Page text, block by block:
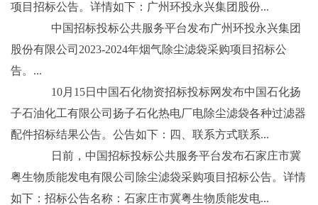
项目招标公告。详情如下：广州环投永兴集团股份...
中国招标投标公共服务平台发布广州环投永兴集团
股份有限公司2023-2024年烟气除尘滤袋采购项目招标公
告。...
10月15日中国石化物资招标投标网发布中国石化扬
子石油化工有限公司扬子石化热电厂电除尘滤袋各种过滤器
配件招标结果公告。公告如下：四、联系方式联系...
日前，中国招标投标公共服务平台发布石家庄市冀
粤生物质能发电有限公司除尘滤袋采购项目招标公告。详情
如下：招标公告名称：石家庄市冀粤生物质能发电...